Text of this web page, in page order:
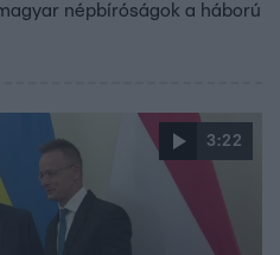
népbíróságok a háború
3:22